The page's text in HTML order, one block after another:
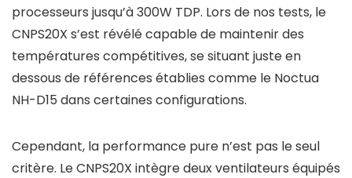
processeurs jusqu’à 300W TDP. Lors de nos tests, le
CNPS20X s’est révélé capable de maintenir des
températures compétitives, se situant juste en
dessous de références établies comme le Noctua
NH-D15 dans certaines configurations.
Cependant, la performance pure n’est pas le seul
critère. Le CNPS20X intègre deux ventilateurs équipés